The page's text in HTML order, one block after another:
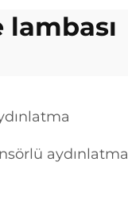
aydınlatma